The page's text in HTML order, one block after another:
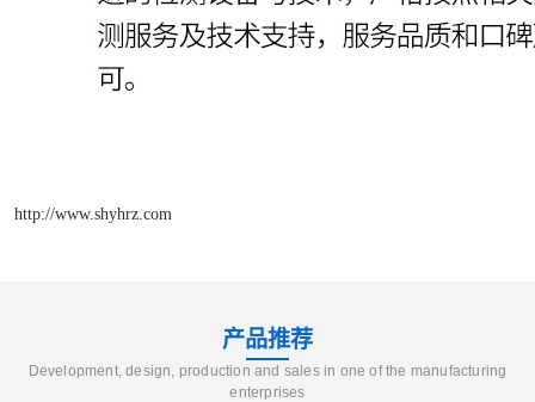
http://www.shyhrz.com
产品推荐
Development, design, production and sales in one of the manufacturing
enterprises